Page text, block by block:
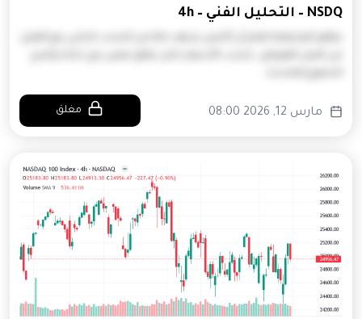
NSDQ – التحليل الفني – 4h
مارس 12, 2026 08:00 مغلق